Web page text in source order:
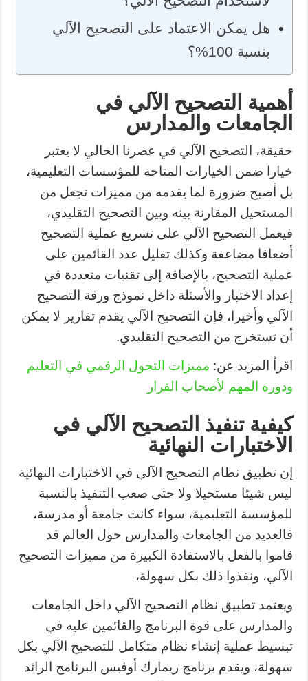
هل يمكن الاعتماد على التصحيح الآلي
بنسبة 100%؟
أهمية التصحيح الآلي في
الجامعات والمدارس
حقيقة، التصحيح الآلي في عصرنا الحالي لا يعتبر
خيارا ضمن الخيارات المتاحة للمؤسسات التعليمية،
بل أصبح ضرورة لما يقدمه من مميزات تجعل من
المستحيل المقارنة بينه وبين التصحيح التقليدي،
فيعمل التصحيح الآلي على تسريع عملية التصحيح
أضعافا مضاعفة وكذلك تقليل عدد القائمين على
عملية التصحيح، بالإضافة إلى تقنيات متعددة في
إعداد الاختبار والأسئلة داخل نموذج ورقة التصحيح
الآلي وأخيرا، فإن التصحيح الآلي يقدم تقارير لا يمكن
أن تستخرج من التصحيح التقليدي.
اقرأ المزيد عن: مميزات التحول الرقمي في التعليم
ودوره المهم لأصحاب القرار
كيفية تنفيذ التصحيح الآلي في
الاختبارات النهائية
إن تطبيق نظام التصحيح الآلي في الاختبارات النهائية
ليس شيئا مستحيلا ولا حتى صعب التنفيذ بالنسبة
للمؤسسة التعليمية، سواء كانت جامعة أو مدرسة،
فالعديد من الجامعات والمدارس حول العالم قد
قاموا بالفعل بالاستفادة الكبيرة من مميزات التصحيح
الآلي، ونفذوا ذلك بكل سهولة،
ويعتمد تطبيق نظام التصحيح الآلي داخل الجامعات
والمدارس على قوة البرنامج والقائمين عليه في
تبسيط عملية إنشاء نظام متكامل للتصحيح الآلي بكل
سهولة، ويقدم برنامج ريمارك أوفيس البرنامج الرائد